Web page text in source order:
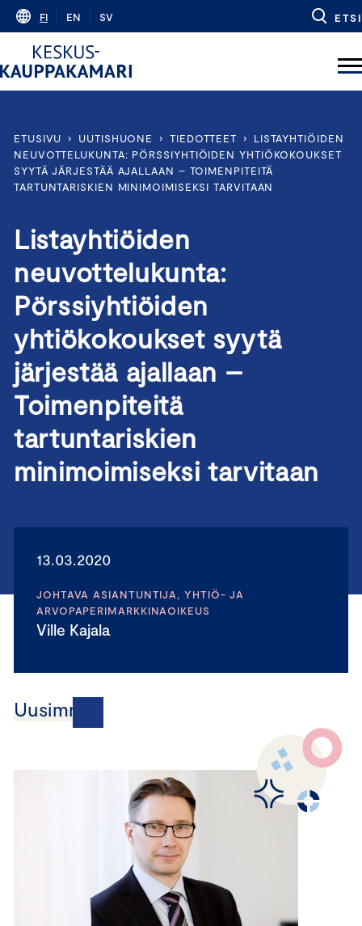
Skip
content
FI EN SV ETSI
ETUSIVU › UUTISHUONE › TIEDOTTEET ›
LISTAYHTIÖIDEN
NEUVOTTELUKUNTA: PÖRSSIYHTIÖIDEN YHTIÖKOKOUKSET
SYYTÄ JÄRJESTÄÄ AJALLAAN – TOIMENPITEITÄ
TARTUNTARISKIEN MINIMOIMISEKSI TARVITAAN
Listayhtiöiden
neuvottelukunta:
Pörssiyhtiöiden
yhtiökokoukset syytä
järjestää ajallaan –
Toimenpiteitä
tartuntariskien
minimoimiseksi tarvitaan
13.03.2020
JOHTAVA ASIANTUNTIJA, YHTIÖ- JA
ARVOPAPERIMARKKINAOIKEUS
Ville Kajala
Uusimmat